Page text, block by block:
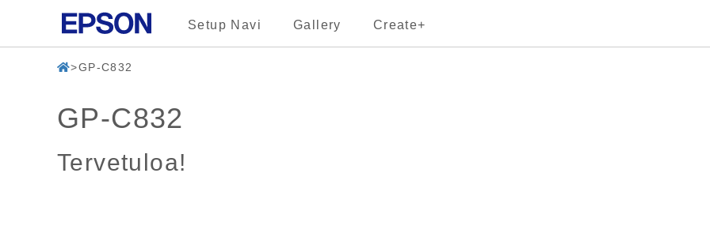
Setup Navi Gallery Create+
GP-C832
GP-C832
Tervetuloa!